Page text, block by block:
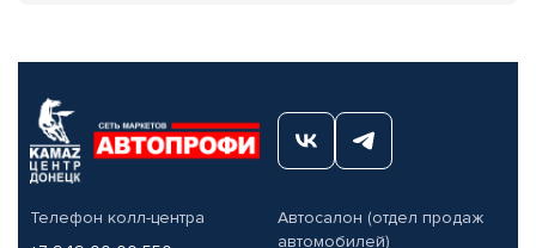
Телефон колл-центра
Автосалон (отдел продаж
автомобилей)